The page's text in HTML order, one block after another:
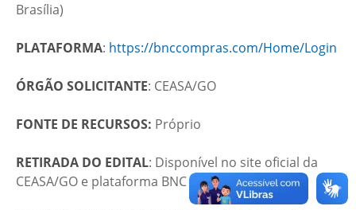
Brasília)
PLATAFORMA: https://bnccompras.com/Home/Login
ÓRGÃO SOLICITANTE: CEASA/GO
FONTE DE RECURSOS: Próprio
RETIRADA DO EDITAL: Disponível no site oficial da
CEASA/GO e plataforma BNC COMPRAS